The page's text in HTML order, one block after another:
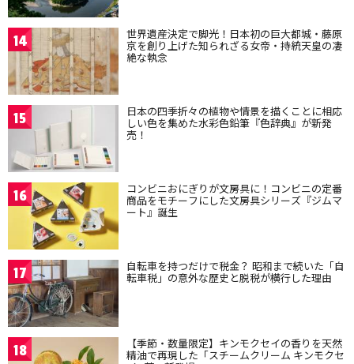
14 世界遺産決定で脚光！日本初の巨大都城・藤原
京を創り上げた知られざる女帝・持統天皇の凄
絶な執念
15 日本の四季折々の植物や情景を描くことに相応
しい色を集めた水彩色鉛筆『色辞典』が新発
売！
16 コンビニおにぎりが文房具に！コンビニの定番
商品をモチーフにした文房具シリーズ『ジムマ
ート』誕生
17 自転車を持つだけで税金？ 昭和まで続いた「自
転車税」の意外な歴史と脱税が横行した理由
18 【季節・数量限定】キンモクセイの香りを天然
精油で再現した「スチームクリーム キンモクセ